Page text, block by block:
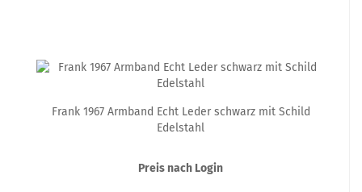
Frank 1967 Armband Echt Leder schwarz mit Schild
Edelstahl
Preis nach Login